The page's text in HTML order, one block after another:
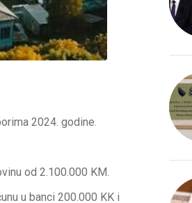
2024. godine.
od 2.100.000 KM.
u banci 200.000 KK i